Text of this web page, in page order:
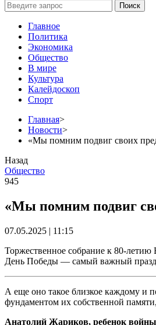
Главное
Политика
Экономика
Общество
В мире
Культура
Калейдоскоп
Спорт
Главная>
Новости>
«Мы помним подвиг своих
Назад
Общество
945
«Мы помним подвиг
07.05.2025 | 11:15
Торжественное собрание к 80-
День Победы — самый важный
А еще оно такое близкое каждому и
фундаментом их собственной
Анатолий Жариков, ребенок